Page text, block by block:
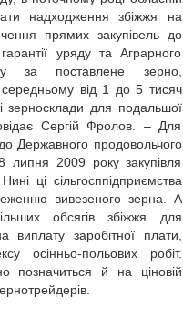
надходження збіжжя на
прямих закупівель до
уряду та Аграрного
за поставлене зерно,
середньому від 1 до 5 тисяч
зерносклади для подальшої
Сергій Фролов. – Для
до Державного продовольчого
2009 року закупівля
ці сільгосппідприємства
вивезеного зерна. А
обсягів збіжжя для
заробітної плати,
осінньо-польових робіт.
позначиться й на ціновій